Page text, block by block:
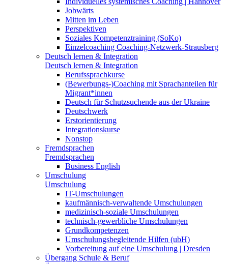
Jobwärts
Mitten im Leben
Perspektiven
Soziales Kompetenztraining (SoKo)
Einzelcoaching Coaching-Netzwerk-Strausberg
Deutsch lernen & Integration
Deutsch lernen & Integration
Berufssprachkurse
(Bewerbungs-)Coaching mit Sprachanteilen für
Migrant*innen
Deutsch für Schutzsuchende aus der Ukraine
Deutschwerk
Erstorientierung
Integrationskurse
Nonstop
Fremdsprachen
Fremdsprachen
Business English
Umschulung
Umschulung
IT-Umschulungen
kaufmännisch-verwaltende Umschulungen
medizinisch-soziale Umschulungen
technisch-gewerbliche Umschulungen
Grundkompetenzen
Umschulungsbegleitende Hilfen (ubH)
Vorbereitung auf eine Umschulung | Dresden
Übergang Schule & Beruf